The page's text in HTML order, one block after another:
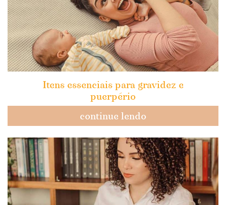
Itens essenciais para gravidez e
puerpério
continue lendo